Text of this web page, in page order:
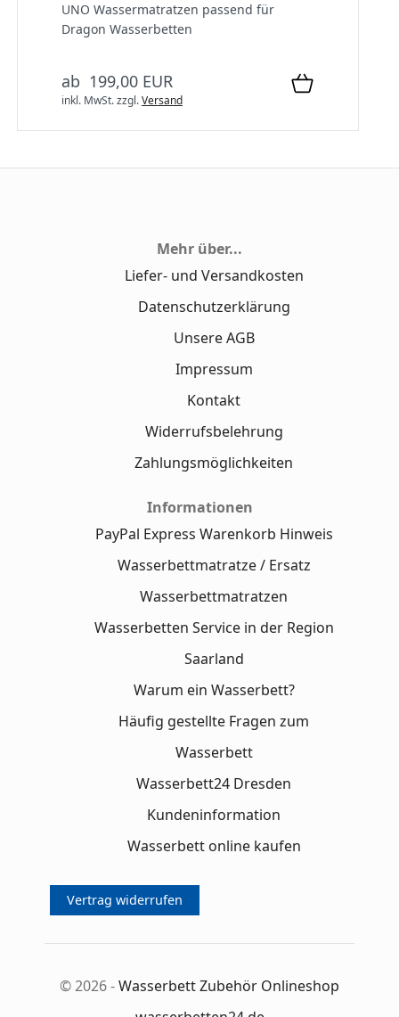
UNO Wassermatratzen passend für
Dragon Wasserbetten
ab 199,00 EUR
inkl. MwSt.zzgl.Versand
Mehr über...
Liefer- und Versandkosten
Datenschutzerklärung
Unsere AGB
Impressum
Kontakt
Widerrufsbelehrung
Zahlungsmöglichkeiten
Informationen
PayPal Express Warenkorb Hinweis
Wasserbettmatratze / Ersatz
Wasserbettmatratzen
Wasserbetten Service in der Region
Saarland
Warum ein Wasserbett?
Häufig gestellte Fragen zum
Wasserbett
Wasserbett24 Dresden
Kundeninformation
Wasserbett online kaufen
Vertrag widerrufen
© 2026 -Wasserbett Zubehör Onlineshop